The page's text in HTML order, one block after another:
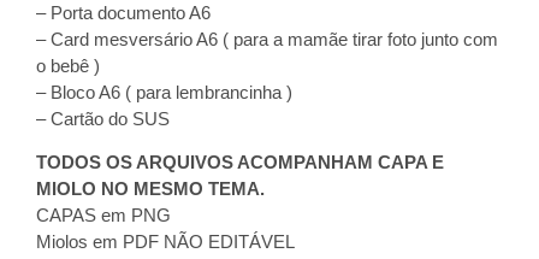
– Porta documento A6
– Card mesversário A6 ( para a mamãe tirar foto junto com
o bebê )
– Bloco A6 ( para lembrancinha )
– Cartão do SUS
TODOS OS ARQUIVOS ACOMPANHAM CAPA E
MIOLO NO MESMO TEMA.
CAPAS em PNG
Miolos em PDF NÃO EDITÁVEL